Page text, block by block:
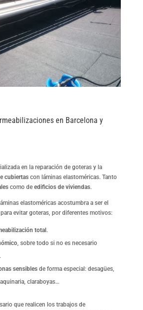
en Barcelona y
en la reparación de goteras y la
cubiertascon láminas elastoméricas. Tanto
como de edificios de viviendas.
elastoméricas acostumbra a ser el
evitar goteras, por diferentes motivos:
total .
, sobre todo si no es necesario
sensiblesde forma especial: desagües,
claraboyas…
que realicen los trabajos de